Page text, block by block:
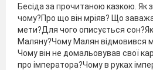
Бесіда за прочитаною казкою. Як
чому?Про що він мріяв? Що
мети?Для чого описується
Маляну?Чому Малян відмовився
Чому він не домальовував свої
про імператора?Чому в руках